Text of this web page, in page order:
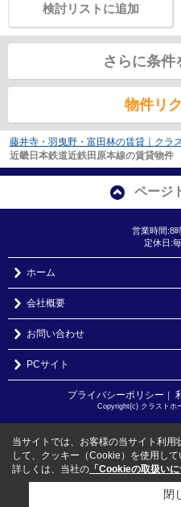
検討リストに追加
さらに条件
物件リ
藤井寺・羽曳野・富田林の賃貸｜クラ
近畿日本鉄道近鉄田原本線の賃貸物件
ページ
営業時間:8
定休日:
ホーム
会社概要
お問い合わせ
PCサイト
プライバシーポリシー ｜
Copyright(c) クラスト
当サイトでは、お客様の当サイト利用
して、クッキー（Cookie）を使用して
詳しくは、当社の 「Cookieの取扱いに
閉